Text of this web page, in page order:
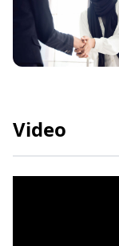
Video